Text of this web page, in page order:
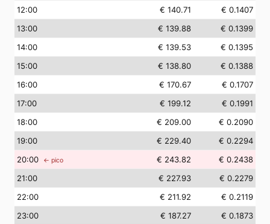
12:00 € 140.71
€ 0.1407
13:00 € 139.88
€ 0.1399
14:00 € 139.53
€ 0.1395
15:00 € 138.80
€ 0.1388
16:00 € 170.67
€ 0.1707
17:00 € 199.12
€ 0.1991
18:00 € 209.00
€ 0.2090
19:00 € 229.40
€ 0.2294
20:00 ← pico € 243.82
€ 0.2438
21:00 € 227.93
€ 0.2279
22:00 € 211.92
€ 0.2119
23:00 € 187.27
€ 0.1873